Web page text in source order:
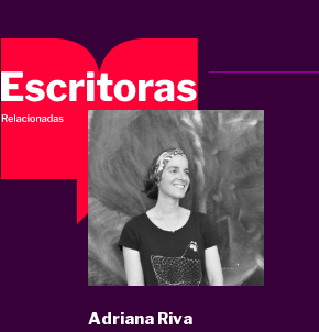
Adriana Riva